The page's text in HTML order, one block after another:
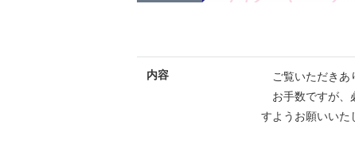
内容
ご覧いただきあ
お手数ですが、
すようお願いいた